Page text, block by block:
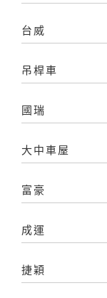
台威
吊桿車
國瑞
大中車屋
富豪
成運
捷穎